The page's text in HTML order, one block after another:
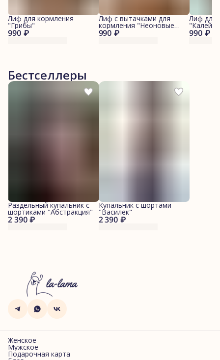
990 ₽
Лиф для кормления
"Грибы"
990 ₽
Лиф с вытачками для
кормления "Неоновые
коты" 990 ₽
Лиф для
Бестселлеры
2 390 ₽
Раздельный купальник с
шортиками "Абстракция"
2 390 ₽
Купальник с шортами
"Василек"
Женское
Мужское
Подарочная карта